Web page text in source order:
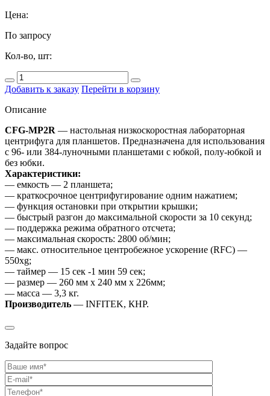
Цена:
По запросу
Кол-во, шт:
Добавить к заказу Перейти в корзину
Описание
CFG-MP2R — настольная низкоскоростная лабораторная
центрифуга для планшетов. Предназначена для использования
с 96- или 384-луночными планшетами с юбкой, полу-юбкой и
без юбки.
Характеристики:
— емкость — 2 планшета;
— краткосрочное центрифугирование одним нажатием;
— функция остановки при открытии крышки;
— быстрый разгон до максимальной скорости за 10 секунд;
— поддержка режима обратного отсчета;
— максимальная скорость: 2800 об/мин;
— макс. относительное центробежное ускорение (RFC) —
550xg;
— таймер — 15 сек -1 мин 59 сек;
— размер — 260 мм x 240 мм x 226мм;
— масса — 3,3 кг.
Производитель — INFITEK, КНР.
Задайте вопрос